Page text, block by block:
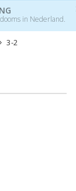
in Nederland.
3-2